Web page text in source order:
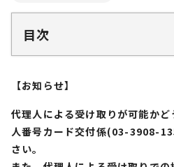
目次
【お知らせ】
代理人による受け取りが可能か
人番号カード交付係(03-3908-
さい。